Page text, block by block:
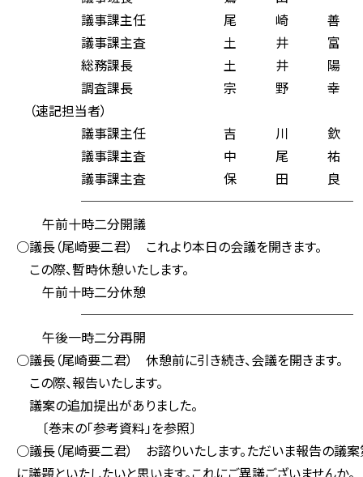
議事課主任 尾 崎 善
議事課主査 土 井 富
総務課長 土 井 陽
調査課長 宗 野 幸
（速記担当者）
議事課主任 吉 川 欽
議事課主査 中 尾 祐
議事課主査 保 田 良
─────────────────────
午前十時二分開議
○議長（尾崎要二君） これより本日の会議を開きます。
この際、暫時休憩いたします。
午前十時二分休憩
─────────────────────
午後一時二分再開
○議長（尾崎要二君） 休憩前に引き続き、会議を開きます。
この際、報告いたします。
議案の追加提出がありました。
〔巻末の「参考資料」を参照〕
○議長（尾崎要二君） お諮りいたします。ただいま報告の議
に議題といたしたいと思います。これにご異議ございませんか。